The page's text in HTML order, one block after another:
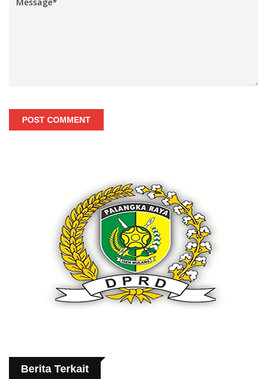
POST COMMENT
Berita Terkait